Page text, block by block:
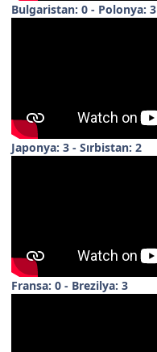
Bulgaristan: 0 - Polonya: 3
Japonya: 3 - Sırbistan: 2
Fransa: 0 - Brezilya: 3